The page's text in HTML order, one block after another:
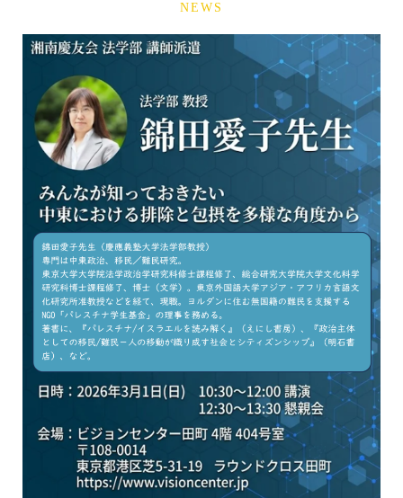
NEWS